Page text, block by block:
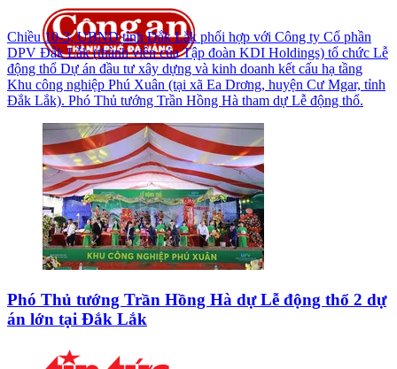
Chiều 10-3, UBND tỉnh Đắk Lắk phối hợp với Công ty Cổ phần
DPV Đắk Lắk (thành viên của Tập đoàn KDI Holdings) tổ chức Lễ
động thổ Dự án đầu tư xây dựng và kinh doanh kết cấu hạ tầng
Khu công nghiệp Phú Xuân (tại xã Ea Drơng, huyện Cư Mgar, tỉnh
Đắk Lắk). Phó Thủ tướng Trần Hồng Hà tham dự Lễ động thổ.
Phó Thủ tướng Trần Hồng Hà dự Lễ động thổ 2 dự
án lớn tại Đắk Lắk